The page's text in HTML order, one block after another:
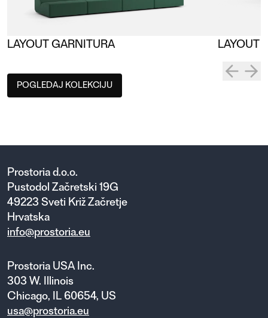
LAYOUT GARNITURA LAYOUT
POGLEDAJ KOLEKCIJU
Prostoria d.o.o.
Pustodol Začretski 19G
49223 Sveti Križ Začretje
Hrvatska
info@prostoria.eu
Prostoria USA Inc.
303 W. Illinois
Chicago, IL 60654, US
usa@prostoria.eu